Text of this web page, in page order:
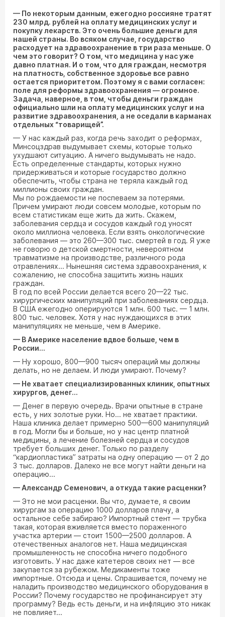
— По некоторым данным, ежегодно россияне тратят
230 млрд. рублей на оплату медицинских услуг и
покупку лекарств. Это очень большие деньги для
нашей страны. Во всяком случае, государство
расходует на здравоохранение в три раза меньше. О
чем это говорит? О том, что медицина у нас уже
давно платная. И о том, что для граждан, несмотря
на платность, собственное здоровье все равно
остается приоритетом. Поэтому я с вами согласен:
поле для реформы здравоохранения — огромное.
Задача, наверное, в том, чтобы деньги граждан
официально шли на оплату медицинских услуг и на
развитие здравоохранения, а не оседали в карманах
отдельных “товарищей”.
— У нас каждый раз, когда речь заходит о реформах,
Минсоцздрав выдумывает схемы, которые только
ухудшают ситуацию. А ничего выдумывать не надо.
Есть определенные стандарты, которых нужно
придерживаться и которые государство должно
обеспечить, чтобы страна не теряла каждый год
миллионы своих граждан.
Мы по рождаемости не поспеваем за потерями.
Причем умирают люди совсем молодые, которым по
всем статистикам еще жить да жить. Скажем,
заболевания сердца и сосудов каждый год уносят
около миллиона человека. Если взять онкологические
заболевания — это 260—300 тыс. смертей в год. Я уже
не говорю о детской смертности, невероятном
травматизме на производстве, различного рода
отравлениях... Нынешняя система здравоохранения, к
сожалению, не способна защитить жизнь наших
граждан.
В год по всей России делается всего 20—22 тыс.
хирургических манипуляций при заболеваниях сердца.
В США ежегодно оперируются 1 млн. 600 тыс. — 1 млн.
800 тыс. человек. Хотя у нас нуждающихся в этих
манипуляциях не меньше, чем в Америке.
— В Америке население вдвое больше, чем в
России...
— Ну хорошо, 800—900 тысяч операций мы должны
делать, но не делаем. И люди умирают. Почему?
— Не хватает специализированных клиник, опытных
хирургов, денег...
— Денег в первую очередь. Врачи опытные в стране
есть, у них золотые руки. Но... не хватает практики.
Наша клиника делает примерно 500—600 манипуляций
в год. Могли бы и больше, но у нас центр платной
медицины, а лечение болезней сердца и сосудов
требует больших денег. Только по разделу
“кардиопластика” затраты на одну операцию — от 2 до
3 тыс. долларов. Далеко не все могут найти деньги на
операцию...
— Александр Семенович, а откуда такие расценки?
— Это не мои расценки. Вы что, думаете, я своим
хирургам за операцию 1000 долларов плачу, а
остальное себе забираю? Импортный стент — трубка
такая, которая вживляется вместо пораженного
участка артерии — стоит 1500—2500 долларов. А
отечественных аналогов нет. Наша медицинская
промышленность не способна ничего подобного
изготовить. У нас даже катетеров своих нет — все
закупается за рубежом. Медикаменты тоже
импортные. Отсюда и цены. Спрашивается, почему не
наладить производство медицинского оборудования в
России? Почему государство не профинансирует эту
программу? Ведь есть деньги, и на инфляцию это никак
не повлияет...